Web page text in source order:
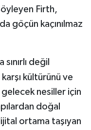
Firth,
göçün kaçınılmaz
değil
kültürünü ve
gelecek nesiller için
doğal
ortama taşıyan